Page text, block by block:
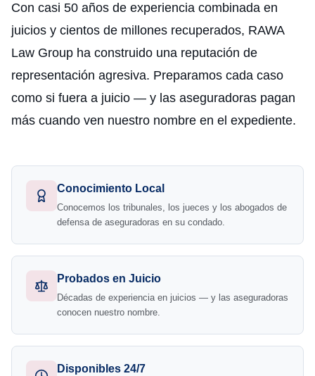
Con casi 50 años de experiencia combinada en
juicios y cientos de millones recuperados, RAWA
Law Group ha construido una reputación de
representación agresiva. Preparamos cada caso
como si fuera a juicio — y las aseguradoras pagan
más cuando ven nuestro nombre en el expediente.
Conocimiento Local
Conocemos los tribunales, los jueces y los abogados de
defensa de aseguradoras en su condado.
Probados en Juicio
Décadas de experiencia en juicios — y las aseguradoras
conocen nuestro nombre.
Disponibles 24/7